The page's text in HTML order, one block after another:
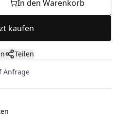
In den Warenkorb
kaufen
Teilen
Anfrage